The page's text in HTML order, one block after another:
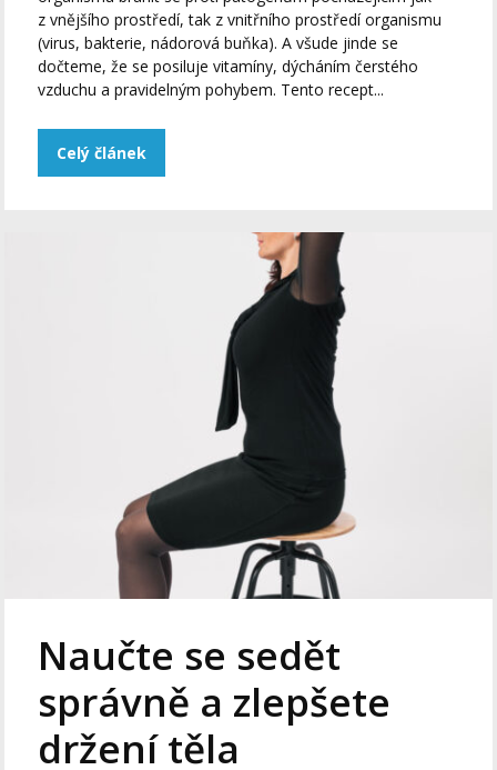
z vnějšího prostředí, tak z vnitřního prostředí organismu
(virus, bakterie, nádorová buňka). A všude jinde se
dočteme, že se posiluje vitamíny, dýcháním čerstého
vzduchu a pravidelným pohybem. Tento recept...
Celý článek
Naučte se sedět
správně a zlepšete
držení těla